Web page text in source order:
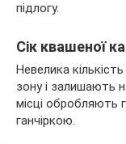
підлогу.
Сік квашеної
Невелика
зону і залишають
місці обробляють
ганчіркою.